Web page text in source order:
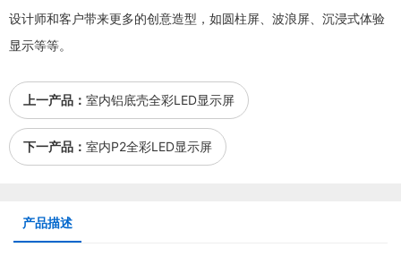
设计师和客户带来更多的创意造型，如圆柱屏、波浪屏、沉浸式体验
显示等等。
上一产品： 室内铝底壳全彩LED显示屏
下一产品： 室内P2全彩LED显示屏
产品描述